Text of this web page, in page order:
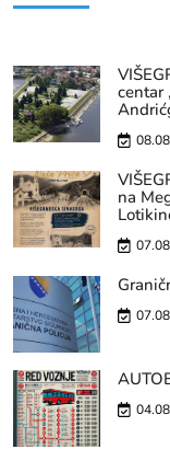
centar
na